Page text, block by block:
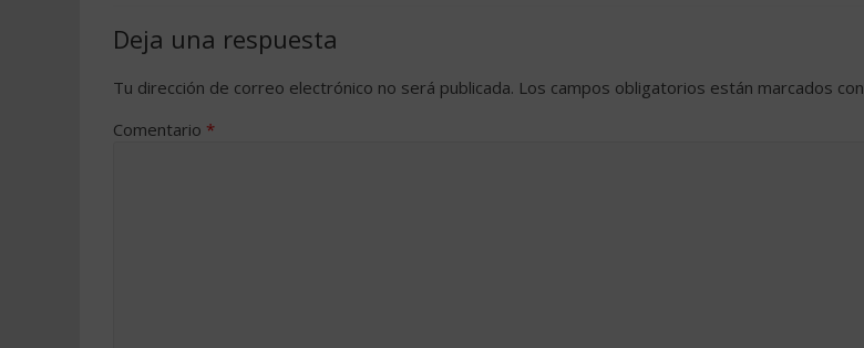
Deja una respuesta
Tu dirección de correo electrónico no será publicada. Los campos obligatorios están marcados con
Comentario *